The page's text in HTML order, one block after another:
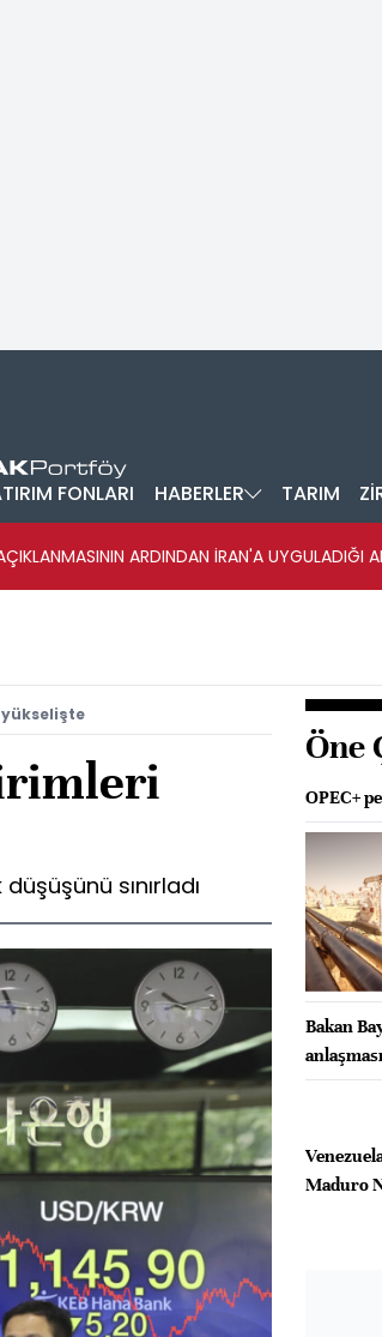
FONLARI HABERLER TARIM
ARDINDAN İRAN'A UYGULADIĞI
sınırladı
Öne
OPEC+
Bakan
Maduro